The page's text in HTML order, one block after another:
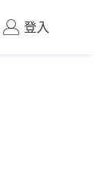
好食玩飛
登入